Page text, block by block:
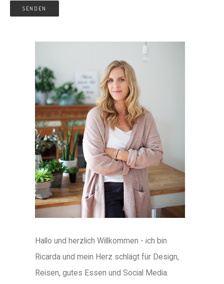
Hallo und herzlich Willkommen - ich bin
Ricarda und mein Herz schlägt für Design,
Reisen, gutes Essen und Social Media.